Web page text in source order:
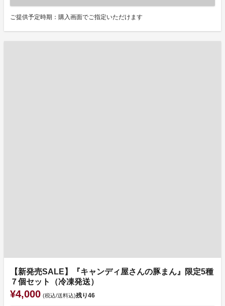
ご提供予定時期：購入画面でご指定いただけます
【新発売SALE】『キャンディ屋さんの豚まん』限定5種
７個セット（冷凍発送）
¥4,000 (税込/送料込)残り46